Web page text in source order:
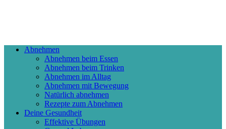
Abnehmen
Abnehmen beim Essen
Abnehmen beim Trinken
Abnehmen im Alltag
Abnehmen mit Bewegung
Natürlich abnehmen
Rezepte zum Abnehmen
Deine Gesundheit
Effektive Übungen